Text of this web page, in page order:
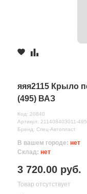
яяя2115 Крыло
(495) ВАЗ
Код: 20840
Артикул: 211408403011-495
Бренд: Спец-Автопласт
В вашем городе: нет
Склад: нет
3 720.00 руб.
Товар отсутствует